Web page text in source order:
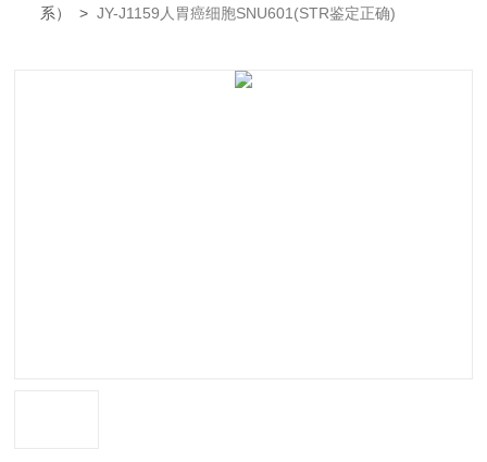
系）
>JY-J1159人胃癌细胞SNU601(STR鉴定正确)